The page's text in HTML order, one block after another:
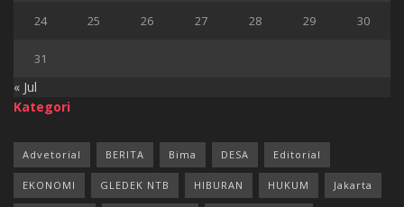
24 25 26 27 28 29 30
31
« Jul
Kategori
Advetorial BERITA Bima DESA Editorial
EKONOMI GLEDEK NTB HIBURAN HUKUM Jakarta